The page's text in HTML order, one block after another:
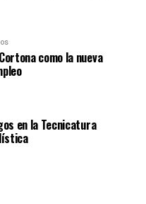
como la nueva
en la Tecnicatura